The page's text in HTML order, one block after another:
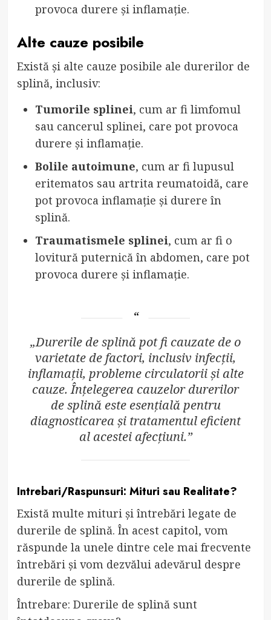
provoca durere și inflamație.
Alte cauze posibile
Există și alte cauze posibile ale durerilor de
splină, inclusiv:
Tumorile splinei, cum ar fi limfomul
sau cancerul splinei, care pot provoca
durere și inflamație.
Bolile autoimune, cum ar fi lupusul
eritematos sau artrita reumatoidă, care
pot provoca inflamație și durere în
splină.
Traumatismele splinei, cum ar fi o
lovitură puternică în abdomen, care pot
provoca durere și inflamație.
„Durerile de splină pot fi cauzate de o
varietate de factori, inclusiv infecții,
inflamații, probleme circulatorii și alte
cauze. Înțelegerea cauzelor durerilor
de splină este esențială pentru
diagnosticarea și tratamentul eficient
al acestei afecțiuni.”
Intrebari/Raspunsuri: Mituri sau Realitate?
Există multe mituri și întrebări legate de
durerile de splină. În acest capitol, vom
răspunde la unele dintre cele mai frecvente
întrebări și vom dezvălui adevărul despre
durerile de splină.
Întrebare: Durerile de splină sunt